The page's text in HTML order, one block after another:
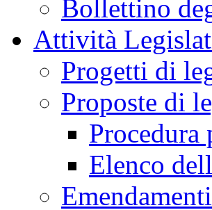
Bollettino
Attività
Progetti di
Proposte di
Procedura
Elenco
Emendamenti